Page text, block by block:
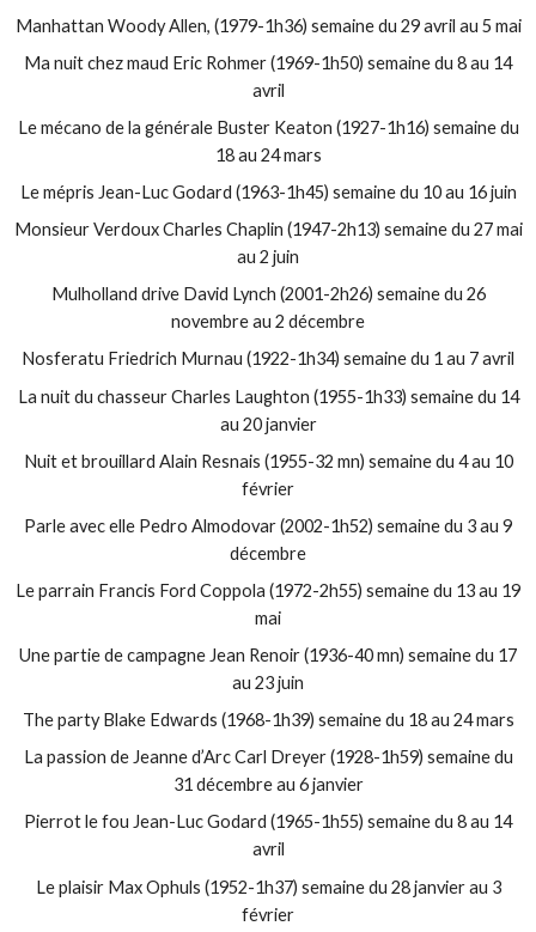
Manhattan Woody Allen, (1979-1h36) semaine du 29 avril au 5 mai
Ma nuit chez maud Eric Rohmer (1969-1h50) semaine du 8 au 14
avril
Le mécano de la générale Buster Keaton (1927-1h16) semaine du
18 au 24 mars
Le mépris Jean-Luc Godard (1963-1h45) semaine du 10 au 16 juin
Monsieur Verdoux Charles Chaplin (1947-2h13) semaine du 27 mai
au 2 juin
Mulholland drive David Lynch (2001-2h26) semaine du 26
novembre au 2 décembre
Nosferatu Friedrich Murnau (1922-1h34) semaine du 1 au 7 avril
La nuit du chasseur Charles Laughton (1955-1h33) semaine du 14
au 20 janvier
Nuit et brouillard Alain Resnais (1955-32 mn) semaine du 4 au 10
février
Parle avec elle Pedro Almodovar (2002-1h52) semaine du 3 au 9
décembre
Le parrain Francis Ford Coppola (1972-2h55) semaine du 13 au 19
mai
Une partie de campagne Jean Renoir (1936-40 mn) semaine du 17
au 23 juin
The party Blake Edwards (1968-1h39) semaine du 18 au 24 mars
La passion de Jeanne d’Arc Carl Dreyer (1928-1h59) semaine du
31 décembre au 6 janvier
Pierrot le fou Jean-Luc Godard (1965-1h55) semaine du 8 au 14
avril
Le plaisir Max Ophuls (1952-1h37) semaine du 28 janvier au 3
février